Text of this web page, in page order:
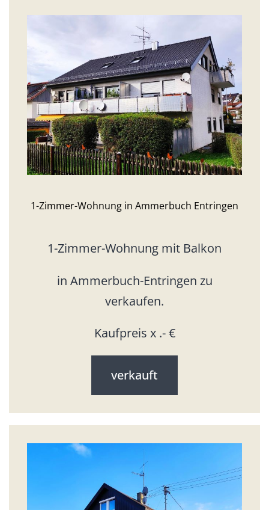
1-Zimmer-Wohnung in Ammerbuch Entringen
1-Zimmer-Wohnung mit Balkon
in Ammerbuch-Entringen zu
verkaufen.
Kaufpreis x .- €
verkauft